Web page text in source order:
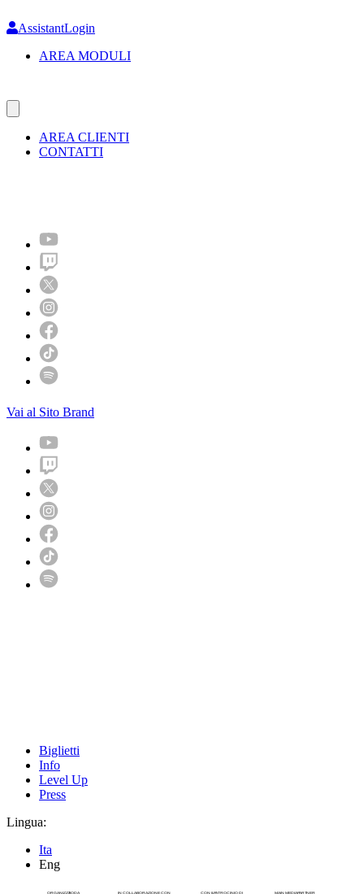
to
content
AssistantLogin
AREA MODULI
AREA CLIENTI
CONTATTI
Vai al Sito Brand
Biglietti
Info
Level Up
Press
Lingua:
Ita
Eng